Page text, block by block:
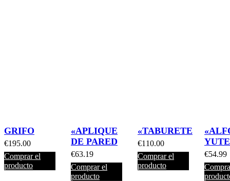
GRIFO
€195.00
Comprar el
producto
«APLIQUE
DE PARED
€63.19
Comprar el
producto
«TABURETE
€110.00
Comprar el
producto
YUTE
€54.99